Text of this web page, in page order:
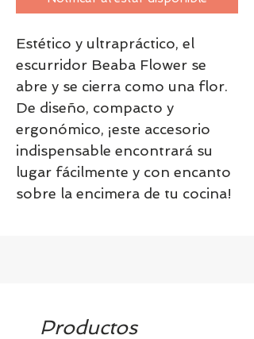
Estético y ultrapráctico, el
escurridor Beaba Flower se
abre y se cierra como una flor.
De diseño, compacto y
ergonómico, ¡este accesorio
indispensable encontrará su
lugar fácilmente y con encanto
sobre la encimera de tu cocina!
Productos